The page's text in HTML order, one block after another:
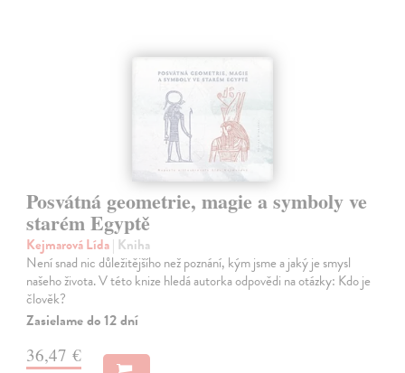
Posvátná geometrie, magie a symboly ve
starém Egyptě
Kejmarová Lída| Kniha
Není snad nic důležitějšího než poznání, kým jsme a jaký je smysl
našeho života. V této knize hledá autorka odpovědi na otázky: Kdo je
člověk?
Zasielame do 12 dní
36,47 €